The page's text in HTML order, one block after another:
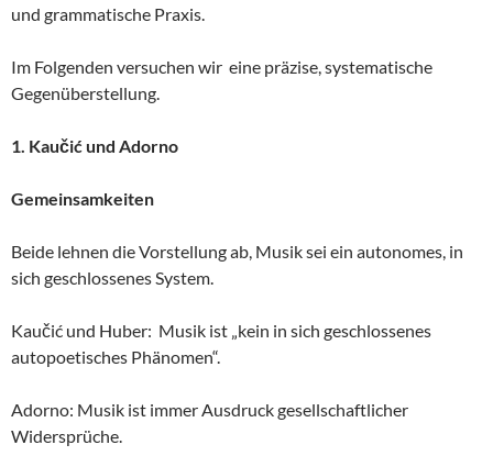
und grammatische Praxis.
Im Folgenden versuchen wir eine präzise, systematische
Gegenüberstellung.
1. Kaučić und Adorno
Gemeinsamkeiten
Beide lehnen die Vorstellung ab, Musik sei ein autonomes, in
sich geschlossenes System.
Kaučić und Huber: Musik ist „kein in sich geschlossenes
autopoetisches Phänomen“.
Adorno: Musik ist immer Ausdruck gesellschaftlicher
Widersprüche.